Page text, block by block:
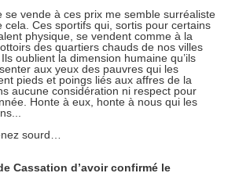
se vende à ces prix me semble surréaliste
cela. Ces sportifs qui, sortis pour certains
physique, se vendent comme à la
des quartiers chauds de nos villes
oublient la dimension humaine qu’ils
aux yeux des pauvres qui les
pieds et poings liés aux affres de la
aucune considération ni respect pour
Honte à eux, honte à nous qui les
sourd…
Cassation d’avoir confirmé le